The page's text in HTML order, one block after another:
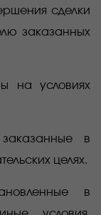
сделки
заказанных
на условиях
в
целях.
в